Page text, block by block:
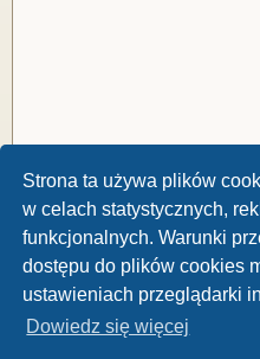
Strona ta używa plików
w celach statystycznych,
funkcjonalnych. Warunki
dostępu do plików cookies
ustawieniach przeglądarki
Dowiedz się więcej
Włóczykij!